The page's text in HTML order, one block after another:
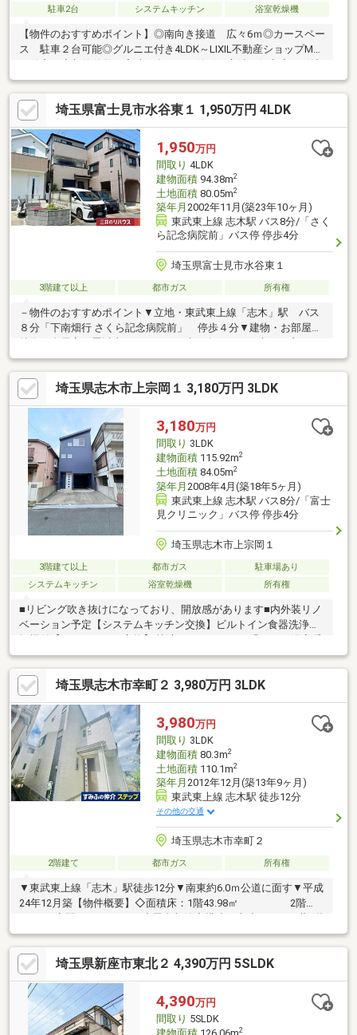
駐車2台
システムキッチン 浴室乾燥機
【物件のおすすめポイント】◎南向き接道 広々6ｍ◎カースペー
ス 駐車２台可能◎グルニエ付き4LDK～LIXIL不動産ショップMK
不動産～◆契約件数の実績が多いから値引き交渉が得意◆お引渡
し後も末永くお付き合いください◆リクシル不動産ショップなら
ではのリフォーム工事も行っていますので、購入時に伴うオプシ
ョン工事もお安くご提供可能です♪（網戸、カーテンレール、フロ
アコーティング、エアコン等）その他、引越し時の不用品の回収
などなんでもお任せください！
埼玉県富士見市水谷東１ 1,950万円 4LDK
1,950万円
間取り 4LDK
建物面積94.38m2
土地面積80.05m2
築年月 2002年11月(築23年10ヶ月)
東武東上線 志木駅 バス8分/「さく
ら記念病院前」バス停 停歩4分
埼玉県富士見市水谷東１
3階建て以上 都市ガス 所有権
－物件のおすすめポイント▼立地・東武東上線「志木」駅 バス
８分「下南畑行 さくら記念病院前」 停歩４分▼建物・お部屋の
日差しが入るＬＤＫ・南東バルコニーにつき日当たり良好・カー
スペース有（車種による）▼設備・窓があり、換気しやすく明る
い浴室・洗面所・床下収納庫２か所あり・全居室収納・収納充実
▼周辺環境・富士見市立水谷東小学校まで約７６０ｍ（徒歩１０
分）・周辺は緑が多く、住環境良好■ご希望の住まい探しをお手
伝いします━━━━━・・・物件の詳細・ご相談はお気軽にお問
い合わせください。
埼玉県志木市上宗岡１ 3,180万円 3LDK
3,180万円
間取り 3LDK
建物面積115.92m2
土地面積84.05m2
築年月 2008年4月(築18年5ヶ月)
東武東上線 志木駅 バス8分/「富士
見クリニック」バス停 停歩4分
埼玉県志木市上宗岡１
3階建て以上 都市ガス
駐車場あり
システムキッチン
浴室乾燥機 所有権
■リビング吹き抜けになっており、開放感があります■内外装リノ
ベーション予定【システムキッチン交換】ビルトイン食器洗浄乾
燥機付【ユニットバス交換】 快適なバスタイムを過ごせる浴室暖
房換気乾燥機付【水回り一新】トイレ一式交換・洗面化粧台交換
【外装リフレッシュ】 外壁高圧洗浄【全居室2面採光】 通風良好
で心地よい住環境【嬉しい特典】 新生活をすぐに始められる「家
具・全居室LED照明器具」設置予定
埼玉県志木市幸町２ 3,980万円 3LDK
3,980万円
間取り 3LDK
建物面積80.3m2
土地面積110.1m2
築年月 2012年12月(築13年9ヶ月)
東武東上線 志木駅 徒歩12分
その他の交通
埼玉県志木市幸町２
2階建て 都市ガス 所有権
▼東武東上線「志木」駅徒歩12分▼南東約6.0ｍ公道に面す▼平成
24年12月築【物件概要】◇面積床：1階43.98㎡ 2階
建
埼玉県新座市東北２ 4,390万円 5SLDK
4,390万円
間取り 5SLDK
2